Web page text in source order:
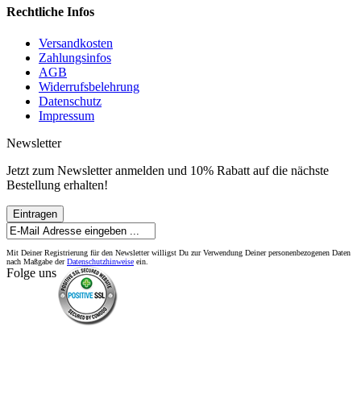
Rechtliche Infos
Versandkosten
Zahlungsinfos
AGB
Widerrufsbelehrung
Datenschutz
Impressum
Newsletter
Jetzt zum Newsletter anmelden und 10% Rabatt auf die nächste
Bestellung erhalten!
Eintragen
Mit Deiner Registrierung für den Newsletter willigst Du zur Verwendung Deiner personenbezogenen Daten
nach Maßgabe derDatenschutzhinweise ein.
Folge uns